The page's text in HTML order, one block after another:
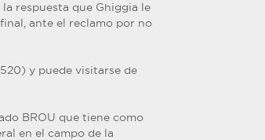
respuesta que Ghiggia le
ante el reclamo por no
y puede visitarse de
BROU que tiene como
en el campo de la